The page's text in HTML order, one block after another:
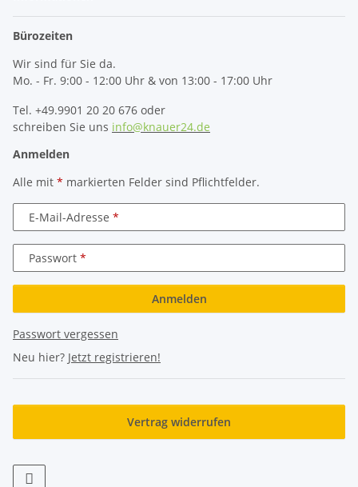
Bürozeiten
Wir sind für Sie da.
Mo. - Fr. 9:00 - 12:00 Uhr & von 13:00 - 17:00 Uhr
Tel. +49.9901 20 20 676 oder
schreiben Sie uns info@knauer24.de
Anmelden
Alle mit * markierten Felder sind Pflichtfelder.
E-Mail-Adresse
Passwort
Anmelden
Passwort vergessen
Neu hier? Jetzt registrieren!
Vertrag widerrufen